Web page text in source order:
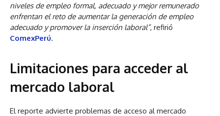
niveles de empleo formal, adecuado y mejor remunerado
enfrentan el reto de aumentar la generación de empleo
adecuado y promover la inserción laboral”, refirió
ComexPerú.
Limitaciones para acceder al
mercado laboral
El reporte advierte problemas de acceso al mercado